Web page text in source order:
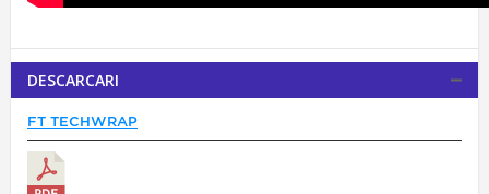
DESCARCARI
FT TECHWRAP